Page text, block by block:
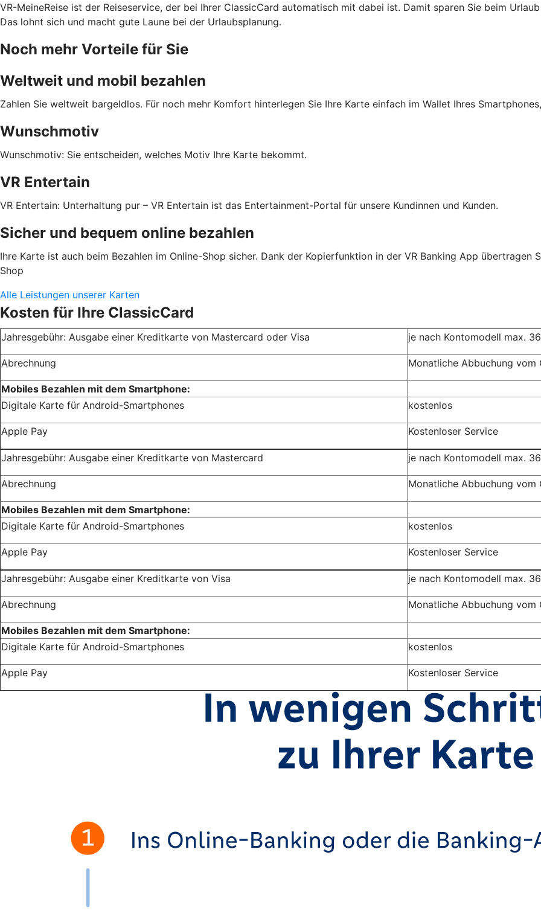
VR-MeineReise ist der Reiseservice, der bei Ihrer ClassicCard automatisch mit dabei ist. Damit sparen Sie beim
Das lohnt sich und macht gute Laune bei der Urlaubsplanung.
Noch mehr Vorteile für Sie
Weltweit und mobil bezahlen
Zahlen Sie weltweit bargeldlos. Für noch mehr Komfort hinterlegen Sie Ihre Karte einfach im Wallet Ihres
Wunschmotiv
Wunschmotiv: Sie entscheiden, welches Motiv Ihre Karte bekommt.
VR Entertain
VR Entertain: Unterhaltung pur – VR Entertain ist das Entertainment-Portal für unsere Kundinnen und Kunden.
Sicher und bequem online bezahlen
Ihre Karte ist auch beim Bezahlen im Online-Shop sicher. Dank der Kopierfunktion in der VR Banking App übertragen
Shop
Alle Leistungen unserer Karten
Kosten für Ihre ClassicCard
Jahresgebühr: Ausgabe einer Kreditkarte von Mastercard oder Visa je nach Kontomodell max.
Abrechnung Monatliche Abbuchung vom
Mobiles Bezahlen mit dem Smartphone:
Digitale Karte für Android-Smartphones
kostenlos
Apple Pay Kostenloser Service
Jahresgebühr: Ausgabe einer Kreditkarte von Mastercard je nach Kontomodell max.
Abrechnung Monatliche Abbuchung vom
Mobiles Bezahlen mit dem Smartphone:
Digitale Karte für Android-Smartphones
kostenlos
Apple Pay Kostenloser Service
Jahresgebühr: Ausgabe einer Kreditkarte von Visa je nach Kontomodell max.
Abrechnung Monatliche Abbuchung vom
Mobiles Bezahlen mit dem Smartphone:
Digitale Karte für Android-Smartphones
kostenlos
Apple Pay Kostenloser Service